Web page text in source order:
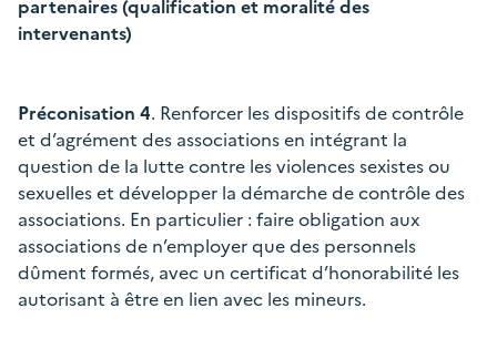
partenaires (qualification et moralité des
intervenants)
Préconisation 4. Renforcer les dispositifs de contrôle
et d’agrément des associations en intégrant la
question de la lutte contre les violences sexistes ou
sexuelles et développer la démarche de contrôle des
associations. En particulier : faire obligation aux
associations de n’employer que des personnels
dûment formés, avec un certificat d’honorabilité les
autorisant à être en lien avec les mineurs.